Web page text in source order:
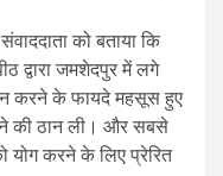
को बताया कि
द्वारा जमशेदपुर में लगे
करने के फायदे महसूस हुए
की ठान ली। और सबसे
योग करने के लिए प्रेरित